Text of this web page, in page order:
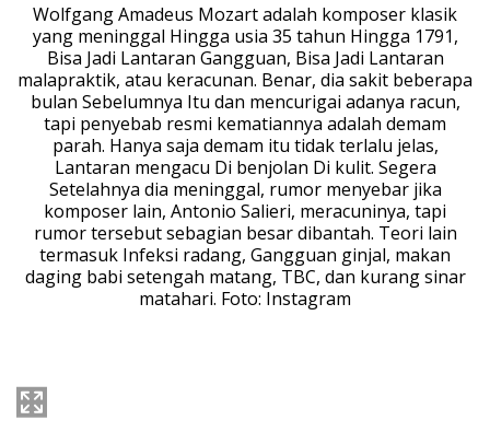
Wolfgang Amadeus Mozart adalah komposer klasik
yang meninggal Hingga usia 35 tahun Hingga 1791,
Bisa Jadi Lantaran Gangguan, Bisa Jadi Lantaran
malapraktik, atau keracunan. Benar, dia sakit beberapa
bulan Sebelumnya Itu dan mencurigai adanya racun,
tapi penyebab resmi kematiannya adalah demam
parah. Hanya saja demam itu tidak terlalu jelas,
Lantaran mengacu Di benjolan Di kulit. Segera
Setelahnya dia meninggal, rumor menyebar jika
komposer lain, Antonio Salieri, meracuninya, tapi
rumor tersebut sebagian besar dibantah. Teori lain
termasuk Infeksi radang, Gangguan ginjal, makan
daging babi setengah matang, TBC, dan kurang sinar
matahari. Foto: Instagram